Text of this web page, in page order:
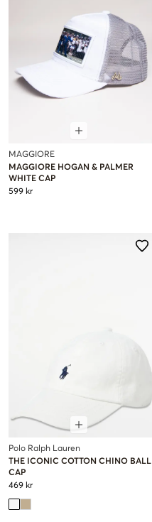
MAGGIORE
MAGGIORE HOGAN & PALMER
WHITE CAP
599 kr
Polo Ralph Lauren
THE ICONIC COTTON CHINO BALL
CAP
469 kr